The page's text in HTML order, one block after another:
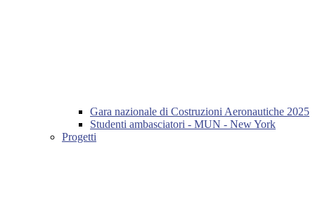
Gara nazionale di Costruzioni Aeronautiche 2025
Studenti ambasciatori - MUN - New York
Progetti